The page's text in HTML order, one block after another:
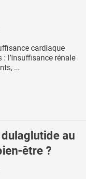
cardiaque
l’insuffisance rénale
...
au
être ?